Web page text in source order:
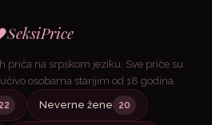
SeksiPrice
priča na srpskom jeziku. Sve priče su
osobama starijim od 18 godina.
22 Neverne žene 20